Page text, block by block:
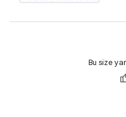
Bu size